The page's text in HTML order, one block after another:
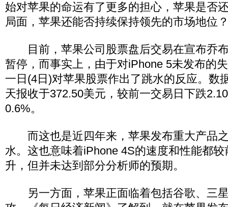
始对苹果的命运有了更多的担心，苹果是否
局面，苹果还能否持续保持领先的市场地位
目前，苹果公司股票盘后交易在宣布乔
暂停，而事实上，由于对iPhone 5未发布的
一日(4日)对苹果股票作出了跳水的反应。数
天报收于372.50美元，较前一交易日下跌
0.6%。
而这也是近四年来，苹果发布重大产品
水。这也意味着iPhone 4S的速度和性能都
升，但并未达到部分分析师的预期。
另一方面，苹果正面临着包括谷歌、三